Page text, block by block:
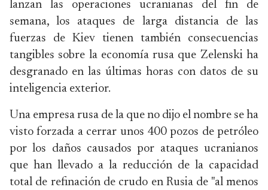
lanzan las operaciones ucranianas del fin de
semana, los ataques de larga distancia de las
fuerzas de Kiev tienen también consecuencias
tangibles sobre la economía rusa que Zelenski ha
desgranado en las últimas horas con datos de su
inteligencia exterior.
Una empresa rusa de la que no dijo el nombre se ha
visto forzada a cerrar unos 400 pozos de petróleo
por los daños causados por ataques ucranianos
que han llevado a la reducción de la capacidad
total de refinación de crudo en Rusia de "al menos